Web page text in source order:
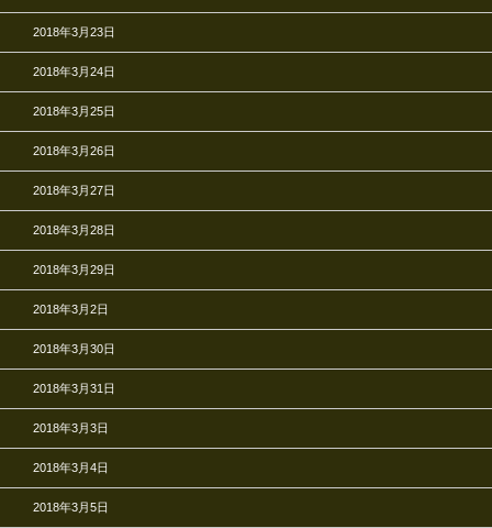
2018年3月23日
2018年3月24日
2018年3月25日
2018年3月26日
2018年3月27日
2018年3月28日
2018年3月29日
2018年3月2日
2018年3月30日
2018年3月31日
2018年3月3日
2018年3月4日
2018年3月5日